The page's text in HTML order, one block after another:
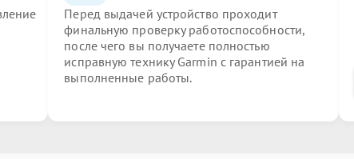
Перед выдачей устройство проходит
финальную проверку работоспособности,
после чего вы получаете полностью
исправную технику Garmin с гарантией на
выполненные работы.